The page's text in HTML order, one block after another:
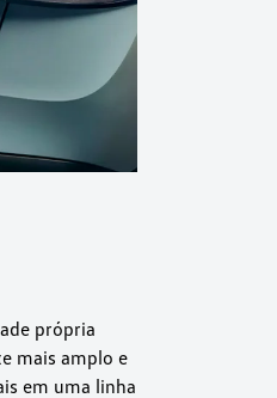
própria
mais amplo e
em uma linha